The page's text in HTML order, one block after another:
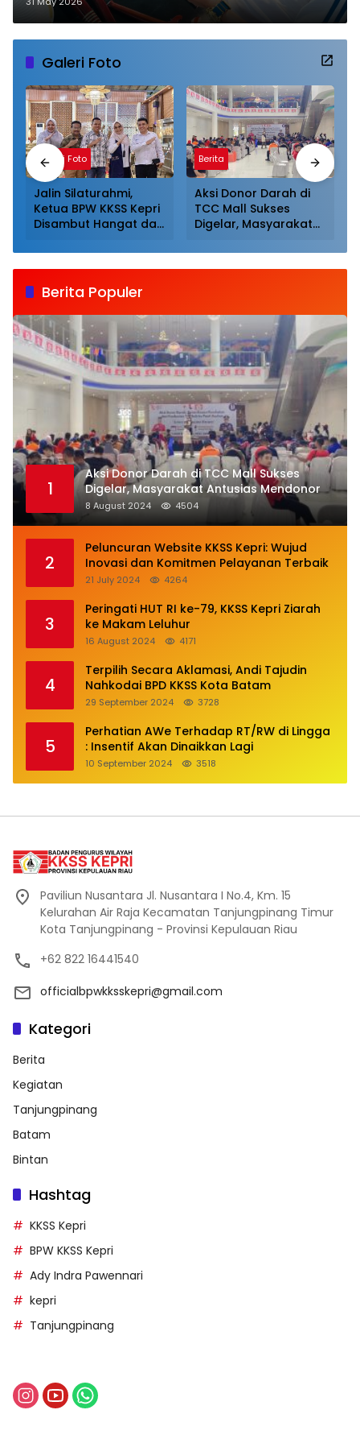
Galeri Foto
Galeri Foto
Jalin Silaturahmi,
Ketua BPW KKSS Kepri
Disambut Hangat dan
Ketua BPW KKSS
Sumut
Berita
Aksi Donor Darah di
TCC Mall Sukses
Digelar, Masyarakat
Berita Populer
1
Aksi Donor Darah di TCC Mall Sukses
Digelar, Masyarakat Antusias Mendonor
8 August 2024 4504
2
Peluncuran Website KKSS Kepri: Wujud
Inovasi dan Komitmen Pelayanan Terbaik
21 July 2024 4264
3
Peringati HUT RI ke-79, KKSS Kepri Ziarah
ke Makam Leluhur
16 August 2024 4171
4
Terpilih Secara Aklamasi, Andi Tajudin
Nahkodai BPD KKSS Kota Batam
29 September 2024 3728
5
Perhatian AWe Terhadap RT/RW di Lingga
: Insentif Akan Dinaikkan Lagi
10 September 2024 3518
Paviliun Nusantara Jl. Nusantara I No.4, Km. 15
Kelurahan Air Raja Kecamatan Tanjungpinang Timur
Kota Tanjungpinang - Provinsi Kepulauan Riau
+62 822 16441540
officialbpwkksskepri@gmail.com
Kategori
Berita
Kegiatan
Tanjungpinang
Batam
Bintan
Hashtag
KKSS Kepri
BPW KKSS Kepri
Ady Indra Pawennari
kepri
Tanjungpinang